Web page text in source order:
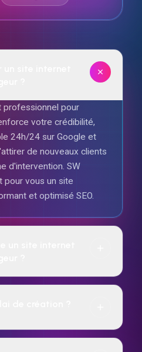
professionnel pour
votre crédibilité,
24h/24 sur Google et
de nouveaux clients
d'intervention. SW
pour vous un site
et optimisé SEO.
de la complexité du projet
mensuel sur 24 mois
les sites web.